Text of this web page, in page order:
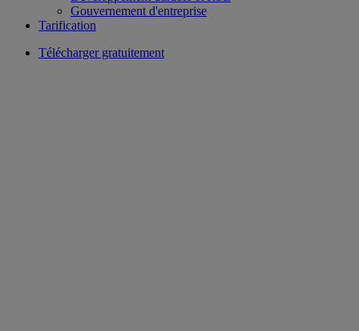
Gouvernement d'entreprise
Tarification
Télécharger gratuitement